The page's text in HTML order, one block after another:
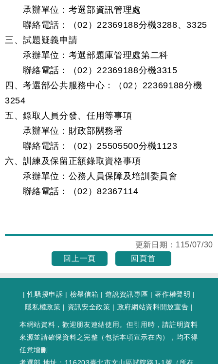
承辦單位：考選部資訊管理處
聯絡電話：（02）22369188分機3288、3325
三、試題疑義申請
承辦單位：考選部題庫管理處第二科
聯絡電話：（02）22369188分機3315
四、考選部公共服務中心：（02）22369188分機
3254
五、錄取人員分發、任用等事項
承辦單位：財政部關務署
聯絡電話：（02）25505500分機1123
六、訓練及保留正額錄取資格事項
承辦單位：公務人員保障及培訓委員會
聯絡電話：（02）82367114
更新日期： 115/07/30
回上一頁
回頁首
|性騷擾申訴 | 檢舉信箱 |遊說資訊專區 |著作權聲明 |
隱私權政策 | 資訊安全政策 | 政府網站資料開放宣告 |
本網站資料，歡迎朋友連結使用。但引用時，請註明資料
來源並請確保資料之完整（包括本項宣示在內），均不得
任意增刪